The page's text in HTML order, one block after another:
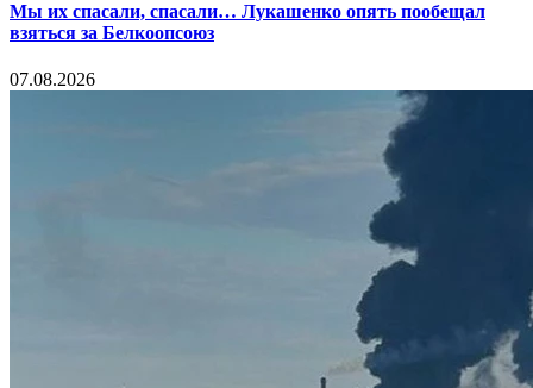
Мы их спасали, спасали… Лукашенко опять пообещал
взяться за Белкоопсоюз
07.08.2026